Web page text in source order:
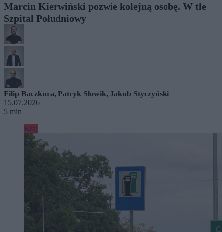
Marcin Kierwiński pozwie kolejną osobę. W tle
Szpital Południowy
Filip Baczkura, Patryk Słowik, Jakub Styczyński
15.07.2026
5 min
Kraj